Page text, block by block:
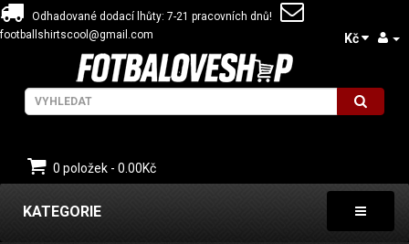
Odhadované dodací lhůty: 7-21 pracovních dnů!
footballshirtscool@gmail.com
Kč
0 položek - 0.00Kč
KATEGORIE